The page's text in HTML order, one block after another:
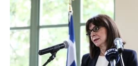
Τεχνολογία
Υγεία
Πολιτισμός
Αθλητικά